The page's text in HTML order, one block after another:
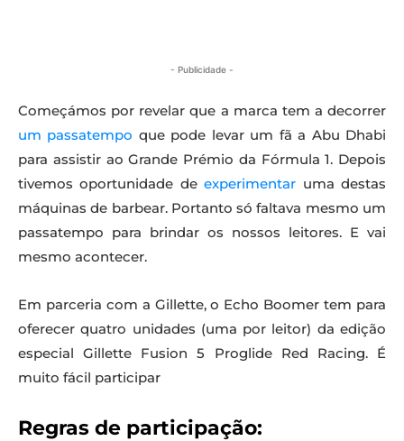
- Publicidade -
Começámos por revelar que a marca tem a decorrer
um passatempo que pode levar um fã a Abu Dhabi
para assistir ao Grande Prémio da Fórmula 1. Depois
tivemos oportunidade deexperimentar uma destas
máquinas de barbear. Portanto só faltava mesmo um
passatempo para brindar os nossos leitores. E vai
mesmo acontecer.
Em parceria com a Gillette, o Echo Boomer tem para
oferecer quatro unidades (uma por leitor) da edição
especial Gillette Fusion 5 Proglide Red Racing. É
muito fácil participar
Regras de participação: